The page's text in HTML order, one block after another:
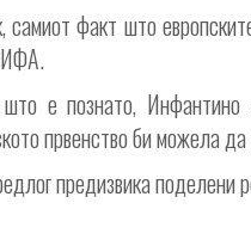
самиот факт што
е познато, Инфантино
првенство би можела
предизвика